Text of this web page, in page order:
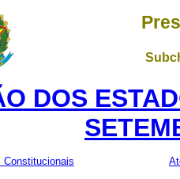
DOS
Constitucionais